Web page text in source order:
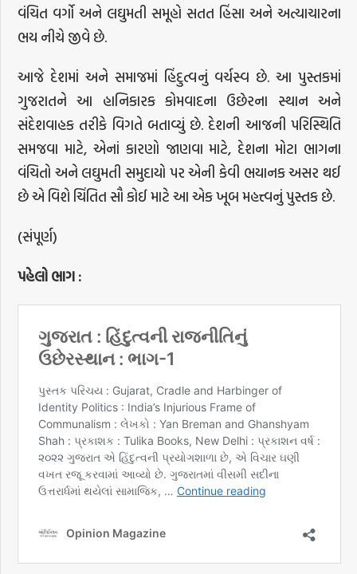
વંચિત વર્ગો અને લઘુમતી સમૂહો સતત હિંસા અને અત્યાચારના
ભય નીચે જીવે છે.
આજે દેશમાં અને સમાજમાં હિંદુત્વનું વર્ચસ્વ છે. આ પુસ્તકમાં
ગુજરાતને આ હાનિકારક કોમવાદના ઉછેરના સ્થાન અને
સંદેશવાહક તરીકે વિગતે બતાવ્યું છે. દેશની આજની પરિસ્થિતિ
સમજવા માટે, એનાં કારણો જાણવા માટે, દેશના મોટા ભાગના
વંચિતો અને લઘુમતી સમુદાયો પર એની કેવી ભયાનક અસર થઈ
છે એ વિશે ચિંતિત સૌ કોઈ માટે આ એક ખૂબ મહત્ત્વનું પુસ્તક છે.
(સંપૂર્ણ)
પહેલોભાગ: